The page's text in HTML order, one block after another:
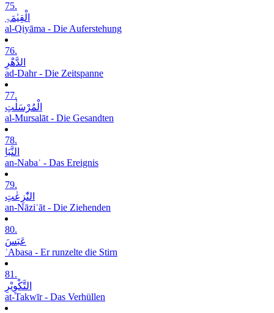
75.
الْقِیٰمَۃِ
al-Qiyāma - Die Auferstehung
76.
الدَّھْرِ
ad-Dahr - Die Zeitspanne
77.
الْمُرْسَلٰتِ
al-Mursalāt - Die Gesandten
78.
النَّبَاِ
an-Nabaʾ - Das Ereignis
79.
النّٰزِعٰتِ
an-Nāziʿāt - Die Ziehenden
80.
عَبَسَ
ʿAbasa - Er runzelte die Stirn
81.
التَّکْوِیْرِ
at-Takwīr - Das Verhüllen